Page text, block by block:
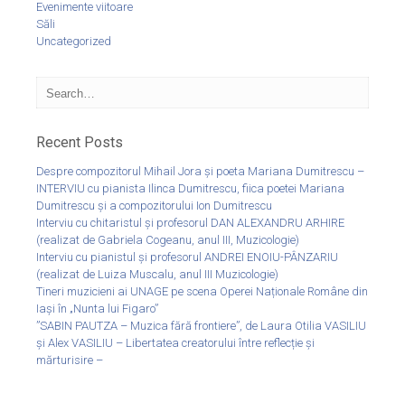
Evenimente viitoare
Săli
Uncategorized
Recent Posts
Despre compozitorul Mihail Jora și poeta Mariana Dumitrescu –
INTERVIU cu pianista Ilinca Dumitrescu, fiica poetei Mariana
Dumitrescu și a compozitorului Ion Dumitrescu
Interviu cu chitaristul și profesorul DAN ALEXANDRU ARHIRE
(realizat de Gabriela Cogeanu, anul III, Muzicologie)
Interviu cu pianistul și profesorul ANDREI ENOIU-PÂNZARIU
(realizat de Luiza Muscalu, anul III Muzicologie)
Tineri muzicieni ai UNAGE pe scena Operei Naționale Române din
Iași în „Nunta lui Figaro”
”SABIN PAUTZA – Muzica fără frontiere”, de Laura Otilia VASILIU
și Alex VASILIU – Libertatea creatorului între reflecție și
mărturisire –